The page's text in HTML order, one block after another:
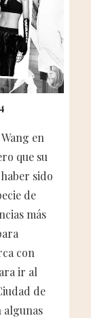
en
que su
sido
de
más
con
ir al
de
algunas